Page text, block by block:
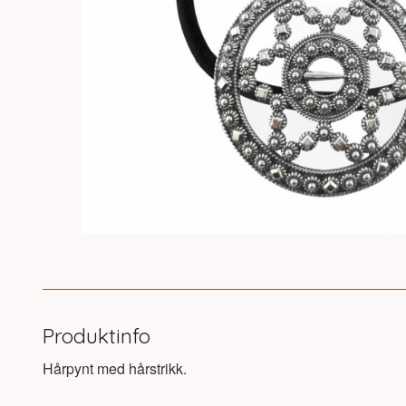
Produktinfo
Hårpynt med hårstrikk.